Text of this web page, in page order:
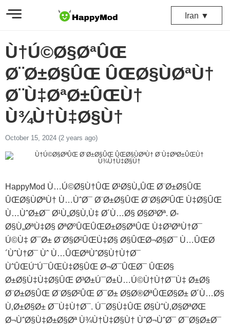
Iran ▼
Ù†Ú©Ø§ØªÛŒ
Ø¨Ø±Ø§ÛŒ ÛŒØ§ÙØªÙ†
Ø¨Ù‡ØªØ±ÛŒÙ†
Ù¾Ù†Ù‡Ø§Ù†
October 15, 2024 (2 years ago)
HappyMod Ù…Ú©Ø§Ù†ÛŒ Ø¹Ø§Ù„ÛŒ Ø¨Ø±Ø§ÛŒ
ÛŒØ§ÙØªÙ† Ù…ÙˆØ¯ Ø¨Ø±Ø§ÛŒ Ø¨Ø§Ø²ÛŒ Ù‡Ø§ÛŒ
Ù…ÙˆØ±Ø¯ Ø¹Ù„Ø§Ù‚Ù‡ Ø´Ù…Ø§ Ø§Ø³Øª. Ø­
Ø§Ù„Øª‌Ù‡Ø§ ØªØºÛŒÛŒØ±Ø§ØªÛŒ Ù‡Ø³ØªÙ†Ø¯
Ú©Ù‡ Ø¯Ø± Ø¨Ø§Ø²ÛŒ‌Ù‡Ø§ Ø§ÛŒØ¬Ø§Ø¯ Ù…ÛŒ‌Ø
´ÙˆÙ†Ø¯ Ùˆ Ù…ÛŒ‌ØªÙˆØ§Ù†Ù†Ø¯
ÙˆÛŒÚ˜Ú¯ÛŒ‌Ù‡Ø§ÛŒ Ø¬Ø¯ÛŒØ¯ ÛŒØ§
Ø±Ø§Ù‡‌Ù‡Ø§ÛŒ Ø³Ø±Ú¯Ø±Ù…‌Ú©Ù†Ù†Ø¯Ù‡ Ø±Ø§
Ø¨Ø±Ø§ÛŒ Ø¨Ø§Ø²ÛŒ Ø¯Ø± Ø§Ø®ØªÛŒØ§Ø± Ø´Ù…Ø§
Ù‚Ø±Ø§Ø± Ø¯Ù‡Ù†Ø¯. Ú¯Ø§Ù‡ÛŒ Ø§ÙˆÙ‚Ø§ØªØŒ
Ø¬ÙˆØ§Ù‡Ø±Ø§Øª Ù¾Ù†Ù‡Ø§Ù† ÙˆØ¬ÙˆØ¯ Ø¯Ø§Ø±Ø¯